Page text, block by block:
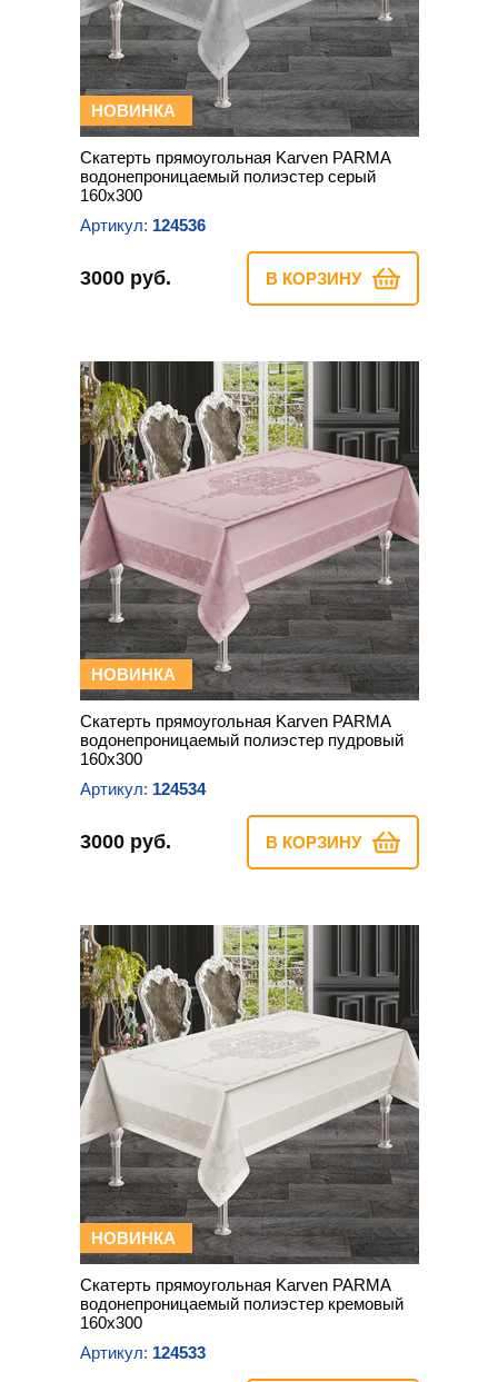
НОВИНКА
Скатерть прямоугольная Karven PARMA
водонепроницаемый полиэстер серый
160х300
Артикул: 124536
3000 руб. В КОРЗИНУ
НОВИНКА
Скатерть прямоугольная Karven PARMA
водонепроницаемый полиэстер пудровый
160х300
Артикул: 124534
3000 руб. В КОРЗИНУ
НОВИНКА
Скатерть прямоугольная Karven PARMA
водонепроницаемый полиэстер кремовый
160х300
Артикул: 124533